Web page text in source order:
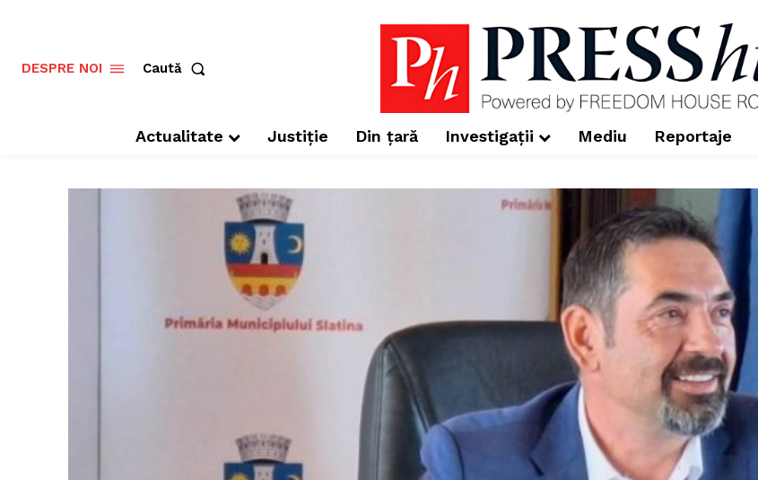
DESPRE NOI Caută
Actualitate Justiție Din țară Investigații Mediu Reportaje